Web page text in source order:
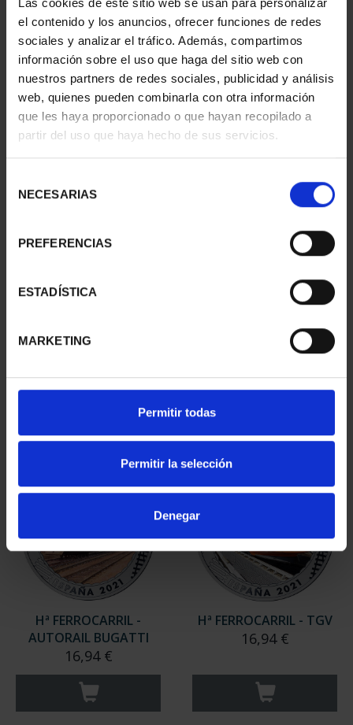
Las cookies de este sitio web se usan para personalizar
el contenido y los anuncios, ofrecer funciones de redes
sociales y analizar el tráfico. Además, compartimos
información sobre el uso que haga del sitio web con
nuestros partners de redes sociales, publicidad y análisis
web, quienes pueden combinarla con otra información
que les haya proporcionado o que hayan recopilado a
partir del uso que haya hecho de sus servicios.
NECESARIAS
PREFERENCIAS
ESTADÍSTICA
MARKETING
Permitir todas
Permitir la selección
Denegar
275 ANIVERSARIO DE
GOYA (2021) QUITASOL
153,00 €
Hª FERROCARRIL -
RENFE-AVE
16,94 €
RENFE-CERCANÍAS
ÁLBUM + 5 MONEDAS
Hª FERROCARRIL -
AUTORAIL BUGATTI
16,94 €
Hª FERROCARRIL - TGV
16,94 €